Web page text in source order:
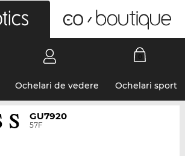
Ochelari de vedere Ochelari sport
GU7920
57F